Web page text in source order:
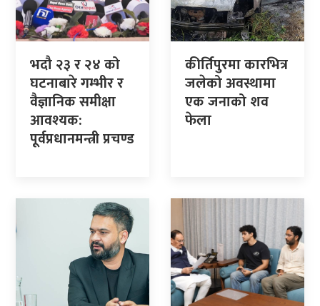
भदौ २३ र २४ को
घटनाबारे गम्भीर र
वैज्ञानिक समीक्षा
आवश्यक:
पूर्वप्रधानमन्त्री प्रचण्ड
कीर्तिपुरमा कारभित्र
जलेको अवस्थामा
एक जनाको शव
फेला